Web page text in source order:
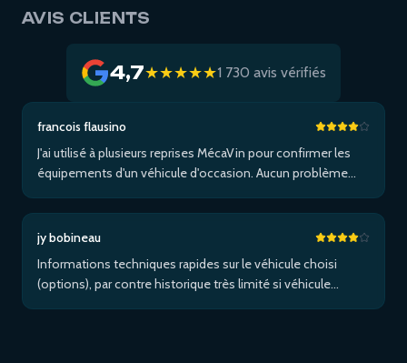
AVIS CLIENTS
4,7★★★★★1 730 avis vérifiés
francois flausino
J'ai utilisé à plusieurs reprises MécaVin pour confirmer les
équipements d'un véhicule d'occasion. Aucun problème
ensuite pour Jaguar XF (pas de données) puis un I-Pace via
Apple …Plus
jy bobineau
Informations techniques rapides sur le véhicule choisi
(options), par contre historique très limité si véhicule